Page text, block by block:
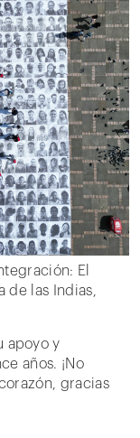
El
de las Indias,
apoyo y
años. ¡No
gracias